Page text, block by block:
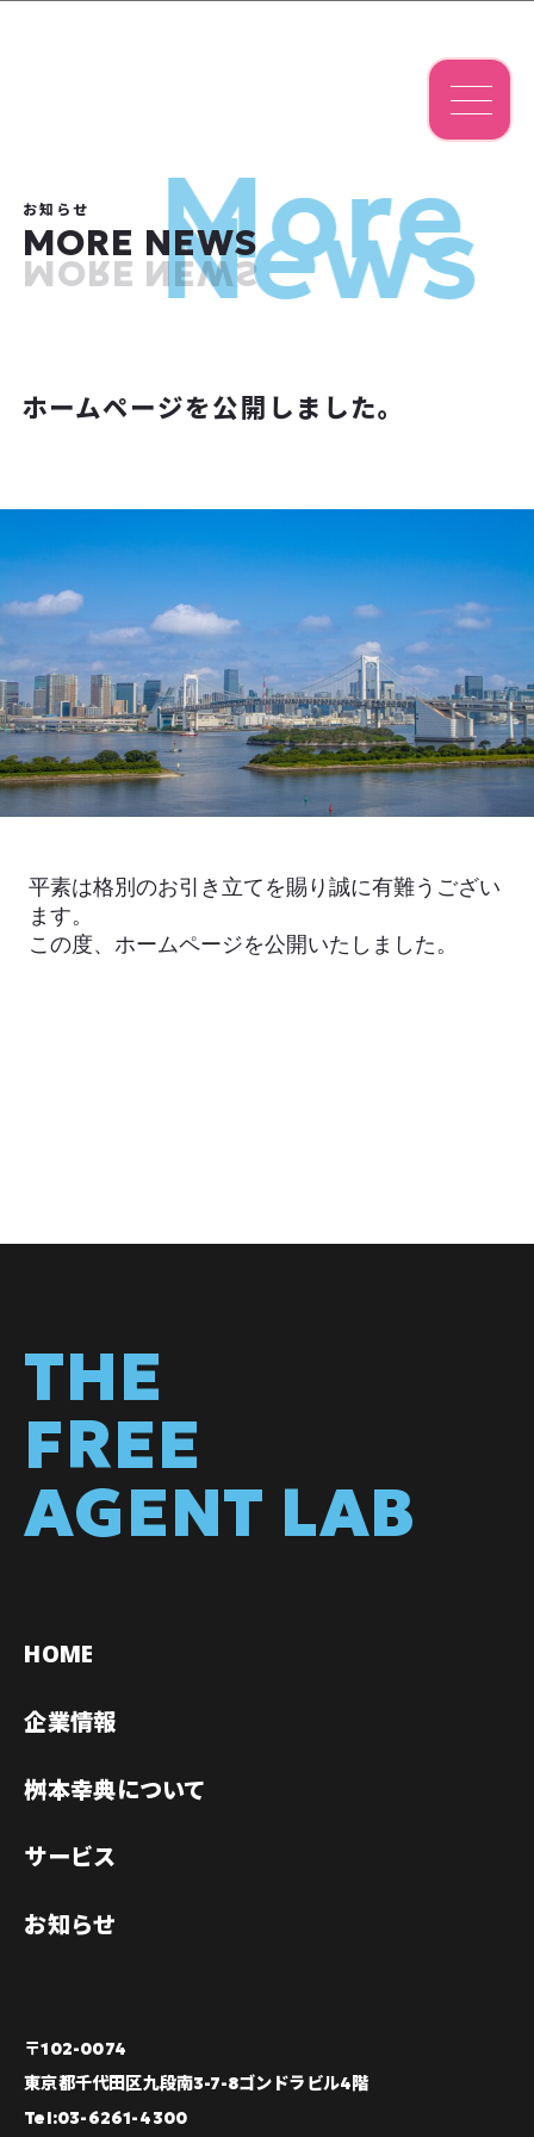
More
News
お知らせ
MORE NEWS
MORE NEWS
ホームページを公開しました。
平素は格別のお引き立てを賜り誠に有難うござい
ます。
この度、ホームページを公開いたしました。
THE
FREE
AGENT LAB
HOME
企業情報
桝本幸典について
サービス
お知らせ
〒102-0074
東京都千代田区九段南3-7-8ゴンドラビル4階
Tel:03-6261-4300